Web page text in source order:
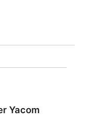
Yacom